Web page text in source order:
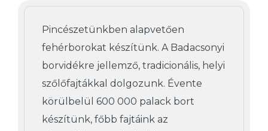
Pincészetünkben alapvetően
fehérborokat készítünk. A Badacsonyi
borvidékre jellemző, tradicionális, helyi
szőlőfajtákkal dolgozunk. Évente
körülbelül 600 000 palack bort
készítünk, főbb fajtáink az